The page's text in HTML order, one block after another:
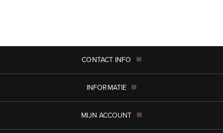
CONTACT INFO
INFORMATIE
MIJN ACCOUNT